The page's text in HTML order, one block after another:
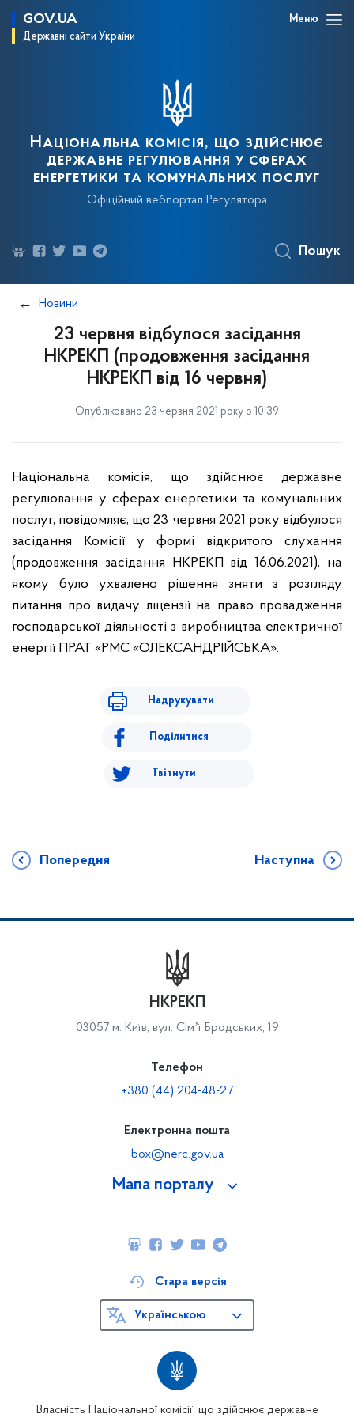
GOV.UA
Державні сайти України
Меню
Національна комісія, що здійснює
державне регулювання у сферах
енергетики та комунальних послуг
Офіційний вебпортал Регулятора
Пошук
Новини
23 червня відбулося засідання
НКРЕКП (продовження засідання
НКРЕКП від 16 червня)
Опубліковано 23 червня 2021 року о 10:39
Національна комісія, що здійснює державне
регулювання у сферах енергетики та комунальних
послуг, повідомляє, що 23 червня 2021 року відбулося
засідання Комісії у формі відкритого слухання
(продовження засідання НКРЕКП від 16.06.2021), на
якому було ухвалено рішення зняти з розгляду
питання про видачу ліцензії на право провадження
господарської діяльності з виробництва електричної
енергії ПРАТ «РМС «ОЛЕКСАНДРІЙСЬКА».
Надрукувати
Поділитися
Твітнути
Попередня Наступна
Мапа порталу
НКРЕКП
03057 м. Київ, вул. Сімʼї Бродських, 19
Телефон
+380 (44) 204-48-27
Електронна пошта
box@nerc.gov.ua
Власність Національної комісії, що здійснює державне
Стара версія
Українською